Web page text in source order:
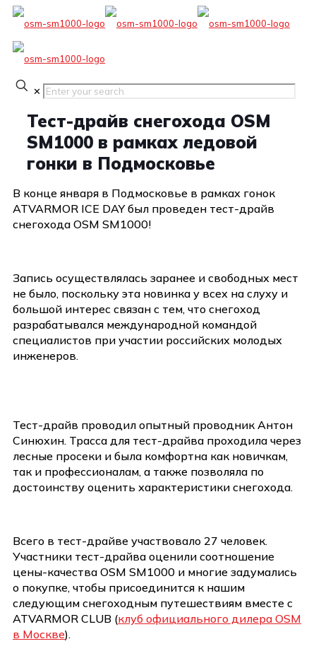
✕
Тест-драйв снегохода OSM
SM1000 в рамках ледовой
гонки в Подмосковье
В конце января в Подмосковье в рамках гонок
ATVARMOR ICE DAY был проведен тест-драйв
снегохода OSM SM1000!
Запись осуществлялась заранее и свободных мест
не было, поскольку эта новинка у всех на слуху и
большой интерес связан с тем, что снегоход
разрабатывался международной командой
специалистов при участии российских молодых
инженеров.
Тест-драйв проводил опытный проводник Антон
Синюхин. Трасса для тест-драйва проходила через
лесные просеки и была комфортна как новичкам,
так и профессионалам, а также позволяла по
достоинству оценить характеристики снегохода.
Всего в тест-драйве участвовало 27 человек.
Участники тест-драйва оценили соотношение
цены-качества OSM SM1000 и многие задумались
о покупке, чтобы присоединится к нашим
следующим снегоходным путешествиям вместе с
ATVARMOR CLUB (клуб официального дилера OSM
в Москве).